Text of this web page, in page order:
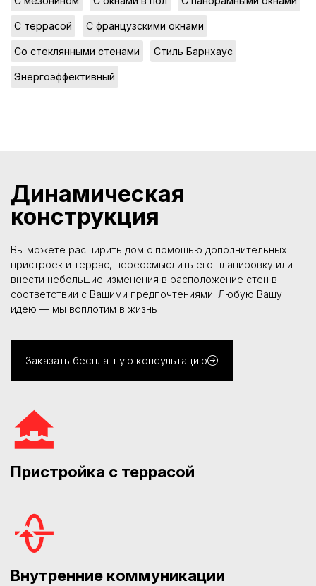
С террасой С французскими окнами
Со стеклянными стенами Стиль Барнхаус
Энергоэффективный
Динамическая
конструкция
Вы можете расширить дом с помощью дополнительных
пристроек и террас, переосмыслить его планировку или
внести небольшие изменения в расположение стен в
соответствии с Вашими предпочтениями. Любую Вашу
идею — мы воплотим в жизнь
Заказать бесплатную консультацию
Пристройка с террасой
Внутренние коммуникации